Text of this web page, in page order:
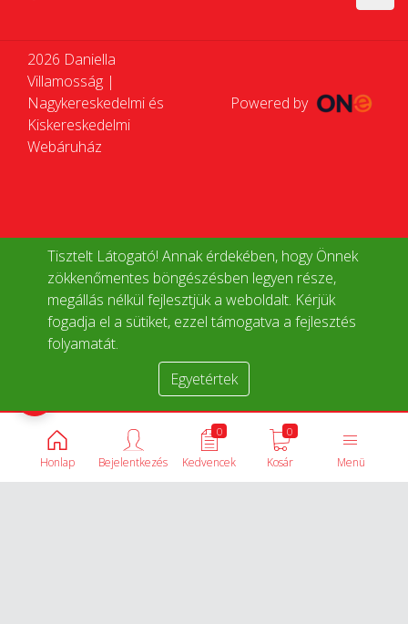
Tisztelt Látogató! Annak érdekében, hogy Önnek
zökkenőmentes böngészésben legyen része,
megállás nélkül fejlesztjük a weboldalt. Kérjük
fogadja el a sütiket, ezzel támogatva a fejlesztés
folyamatát.
Egyetértek
2026 Daniella
Villamosság |
Nagykereskedelmi és
Kiskereskedelmi
Webáruház
Powered by
Honlap Menü
0
Kosár
0
Kedvencek
Bejelentkezés
Termékek összehasonlítása